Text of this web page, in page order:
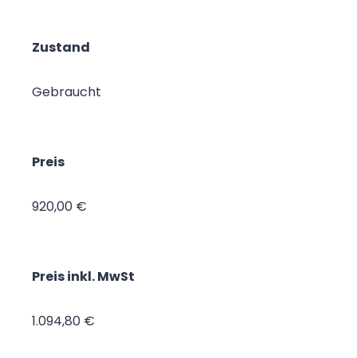
Zustand
Gebraucht
Preis
920,00 €
Preis inkl. MwSt
1.094,80 €